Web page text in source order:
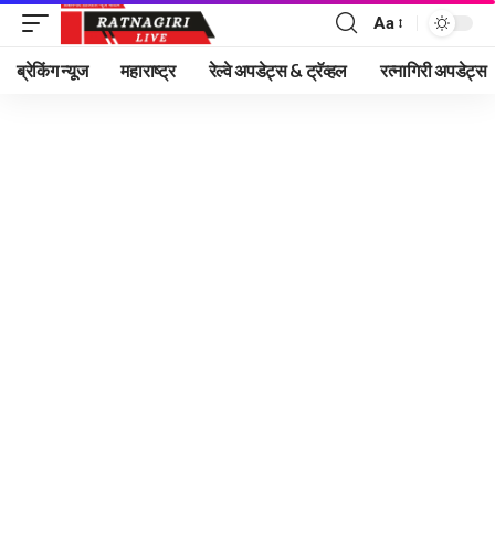
Font
Resizer
Aa
ब्रेकिंग न्यूज महाराष्ट्र रेल्वे अपडेट्स & ट्रॅव्हल रत्नागिरी अपडेट्स